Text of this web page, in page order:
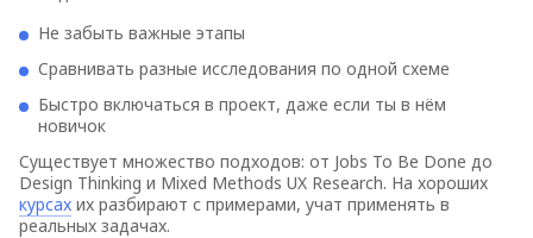
Не забыть важные этапы
Сравнивать разные исследования по одной схеме
Быстро включаться в проект, даже если ты в нём
новичок
Существует множество подходов: от Jobs To Be Done до
Design Thinking и Mixed Methods UX Research. На хороших
курсах их разбирают с примерами, учат применять в
реальных задачах.